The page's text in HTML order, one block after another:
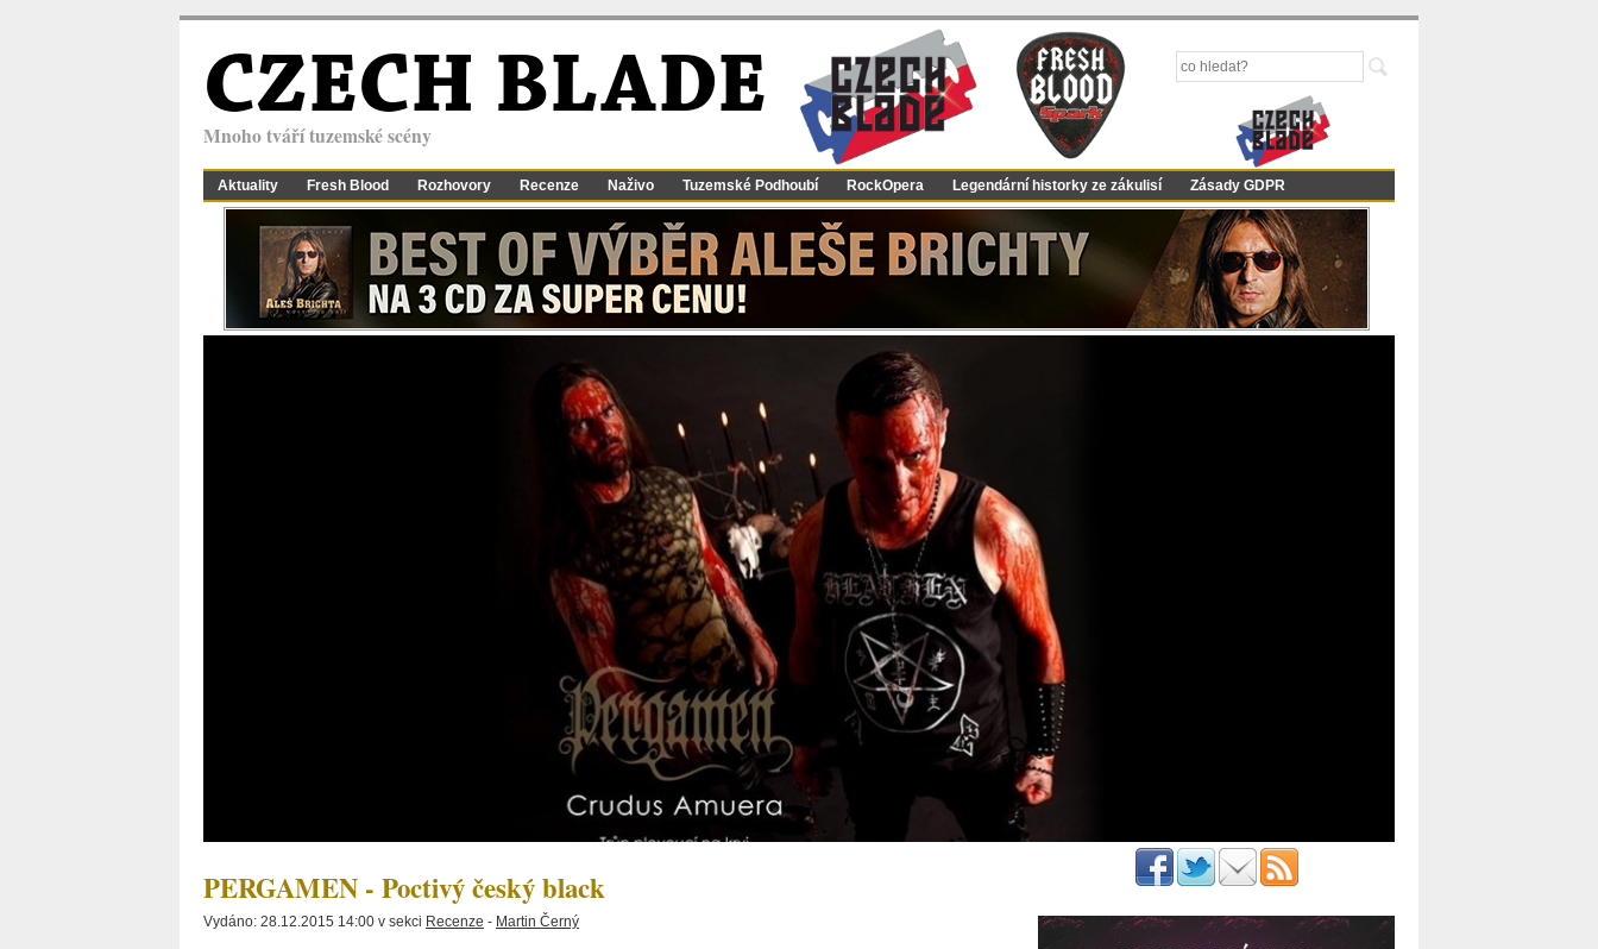
CZECH BLADE
Mnoho tváří tuzemské scény
Aktuality Fresh Blood Rozhovory Recenze Naživo Tuzemské Podhoubí RockOpera Legendární historky ze zákulisí Zásady GDPR
PERGAMEN - Poctivý český black
Vydáno: 28.12.2015 14:00 v sekci Recenze - Martin Černý